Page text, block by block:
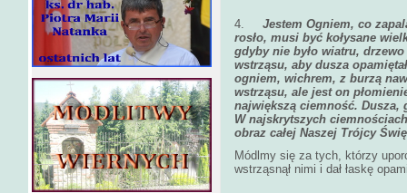
4. Jestem Ogniem, co
rosło, musi być kołysane
gdyby nie było wiatru,
wstrząsu, aby dusza
ogniem, wichrem, z burzą
wstrząsu, ale jest on
największą ciemność.
W najskrytszych
obraz całej Naszej Trójcy
Módlmy się za tych, którzy
wstrząsnął nimi i dał łaskę